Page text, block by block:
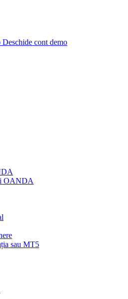
Deschide cont demo
OANDA
sau MT5